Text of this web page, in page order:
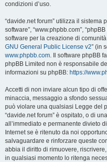
condizioni d’uso.
“davide.net forum” utilizza il sistema
software”, “www.phpbb.com”,
software per la creazione di
GNU General Public License v2” (in
www.phpbb.com. Il software phpBB
phpBB Limited non è responsabile
informazioni su phpBB: https://
Accetti di non inviare alcun tipo di
minaccia, messaggio a sfondo
può violare una qualsiasi Legge del
“davide.net forum” è ospitato, o di
all’immediato e permanente divieto
Internet se è ritenuto da noi
salvaguardare e rinforzare queste
abbia il diritto di rimuovere,
in qualsiasi momento lo ritenga